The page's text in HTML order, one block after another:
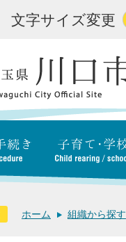
文字サイズ変更
ホーム 組織から探す